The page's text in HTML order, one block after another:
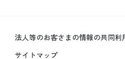
法人等のお客さまの情報の共同利
サイトマップ